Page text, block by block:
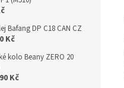
Bafang DP C18 CAN CZ
Kč
kolo Beany ZERO 20
Kč